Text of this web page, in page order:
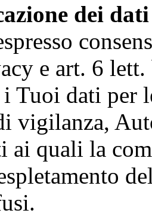
dei dati
e art. 6
i Tuoi dati per
vigilanza,
ai quali la